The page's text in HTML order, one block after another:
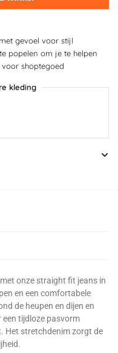
gevoel voor stijl
popelen om je te helpen
shoptegoed
kleding
onze straight fit jeans in
en een comfortabele
de heupen en dijen en
tijdloze pasvorm
Het stretchdenim zorgt de